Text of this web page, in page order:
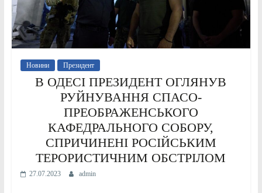
Новини Президент
В ОДЕСІ ПРЕЗИДЕНТ ОГЛЯНУВ
РУЙНУВАННЯ СПАСО-
ПРЕОБРАЖЕНСЬКОГО
КАФЕДРАЛЬНОГО СОБОРУ,
СПРИЧИНЕНІ РОСІЙСЬКИМ
ТЕРОРИСТИЧНИМ ОБСТРІЛОМ
27.07.2023 admin